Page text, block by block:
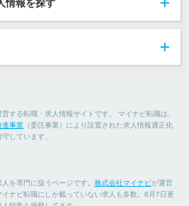
情報を探す
営する転職・求人情報サイトです。 マイナビ転職は、
進事業 （委託事業）により設置された求人情報適正化
しています。
を専門に扱うページです。 株式会社マイナビが運営
ナビ転職にしか載っていない求人も多数。8月7日更